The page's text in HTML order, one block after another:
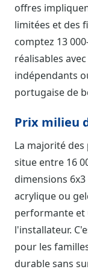
offres
limitées et des
comptez 13
réalisables
indépendants
portugaise de
Prix milieu
La majorité
situe entre 16
dimensions
acrylique ou
performante et
l'installateur.
pour les
durable sans